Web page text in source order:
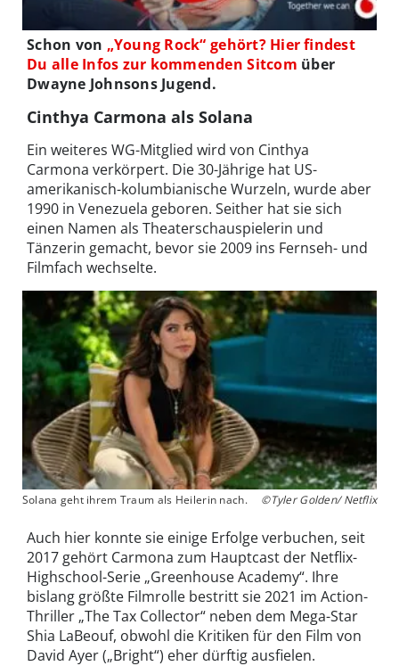
Schon von „Young Rock“ gehört? Hier findest
Du alle Infos zur kommenden Sitcom über
Dwayne Johnsons Jugend.
Cinthya Carmona als Solana
Ein weiteres WG-Mitglied wird von Cinthya
Carmona verkörpert. Die 30-Jährige hat US-
amerikanisch-kolumbianische Wurzeln, wurde aber
1990 in Venezuela geboren. Seither hat sie sich
einen Namen als Theaterschauspielerin und
Tänzerin gemacht, bevor sie 2009 ins Fernseh- und
Filmfach wechselte.
Solana geht ihrem Traum als Heilerin nach. ©Tyler Golden/ Netflix
Auch hier konnte sie einige Erfolge verbuchen, seit
2017 gehört Carmona zum Hauptcast der Netflix-
Highschool-Serie „Greenhouse Academy“. Ihre
bislang größte Filmrolle bestritt sie 2021 im Action-
Thriller „The Tax Collector“ neben dem Mega-Star
Shia LaBeouf, obwohl die Kritiken für den Film von
David Ayer („Bright“) eher dürftig ausfielen.